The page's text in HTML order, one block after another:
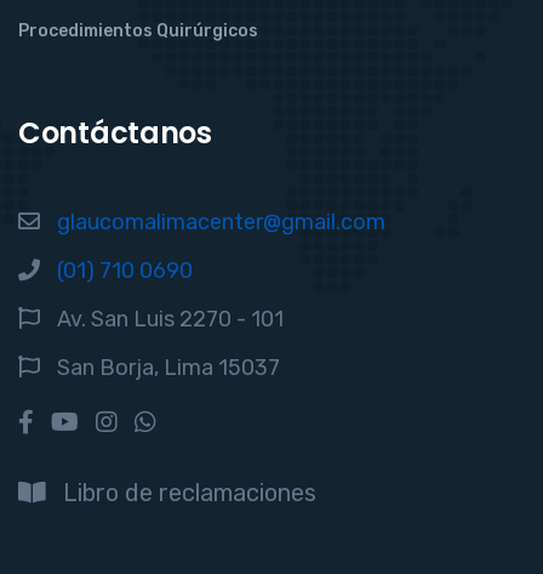
Procedimientos Quirúrgicos
Contáctanos
glaucomalimacenter@gmail.com
(01) 710 0690
Av. San Luis 2270 - 101
San Borja, Lima 15037
Libro de reclamaciones